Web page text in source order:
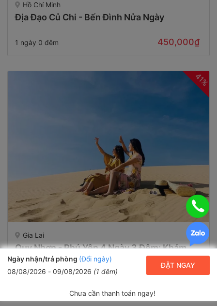
Ngày nhận/trả phòng (Đổi ngày)
08/08/2026 - 09/08/2026 (1 đêm)
ĐẶT NGAY
Chưa cần thanh toán ngay!
Hồ Chí Minh
Địa Đạo Củ Chi - Bến Đình Nửa Ngày
1 ngày 0 đêm 450,000₫
41%
Gia Lai
Quy Nhơn - Phú Yên 4 Ngày 3 Đêm: Khám
Phá Thiên Đường Biển Đảo Kỳ Thú
5,200,000₫